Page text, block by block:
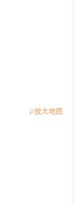
放大地图